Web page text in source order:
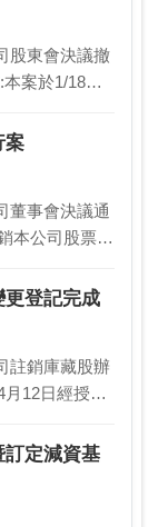
股東會決議撤
案於1/18股
案
董事會決議通
本公司股票公
更登記完成
註銷庫藏股辦
12日經授中
訂定減資基